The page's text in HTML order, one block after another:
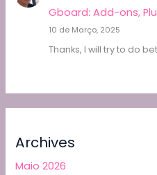
Gboard: Add-ons,
10 de Março, 2025
Thanks, I will try to do
Archives
Maio 2026